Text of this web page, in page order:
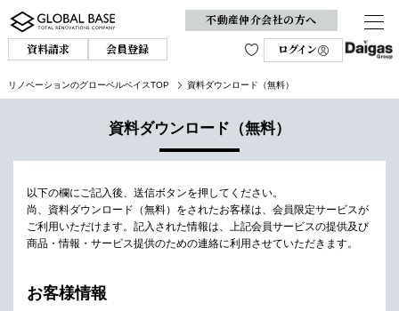
不動産仲介会社の方へ
資料請求
会員登録 ログイン
リノベーションのグローベルベイスTOP 資料ダウンロード（無料）
資料ダウンロード（無料）
以下の欄にご記入後、送信ボタンを押してください。
尚、資料ダウンロード（無料）をされたお客様は、会員限定サービスが
ご利用いただけます。 記入された情報は、上記会員サービスの提供及び
商品・情報・サービス提供のための連絡に利用させていただきます。
お客様情報